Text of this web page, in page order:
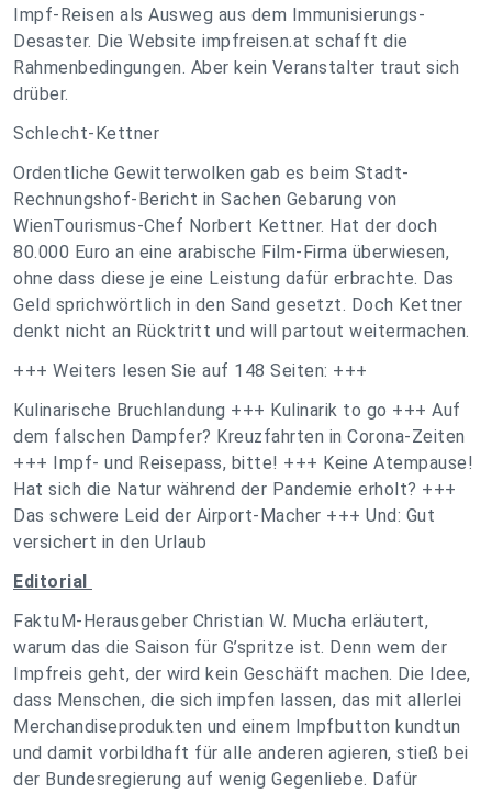
Impf-Reisen als Ausweg aus dem Immunisierungs-
Desaster. Die Website impfreisen.at schafft die
Rahmenbedingungen. Aber kein Veranstalter traut sich
drüber.
Schlecht-Kettner
Ordentliche Gewitterwolken gab es beim Stadt-
Rechnungshof-Bericht in Sachen Gebarung von
WienTourismus-Chef Norbert Kettner. Hat der doch
80.000 Euro an eine arabische Film-Firma überwiesen,
ohne dass diese je eine Leistung dafür erbrachte. Das
Geld sprichwörtlich in den Sand gesetzt. Doch Kettner
denkt nicht an Rücktritt und will partout weitermachen.
+++ Weiters lesen Sie auf 148 Seiten: +++
Kulinarische Bruchlandung +++ Kulinarik to go +++ Auf
dem falschen Dampfer? Kreuzfahrten in Corona-Zeiten
+++ Impf- und Reisepass, bitte! +++ Keine Atempause!
Hat sich die Natur während der Pandemie erholt? +++
Das schwere Leid der Airport-Macher +++ Und: Gut
versichert in den Urlaub
Editorial
FaktuM-Herausgeber Christian W. Mucha erläutert,
warum das die Saison für G’spritze ist. Denn wem der
Impfreis geht, der wird kein Geschäft machen. Die Idee,
dass Menschen, die sich impfen lassen, das mit allerlei
Merchandiseprodukten und einem Impfbutton kundtun
und damit vorbildhaft für alle anderen agieren, stieß bei
der Bundesregierung auf wenig Gegenliebe. Dafür